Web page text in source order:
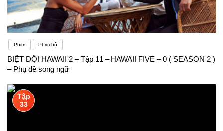
Phim Phim bộ
BIỆT ĐỘI HAWAII 2 – Tập 11 – HAWAII FIVE – 0 ( SEASON 2 )
– Phụ đề song ngữ
Tập
33